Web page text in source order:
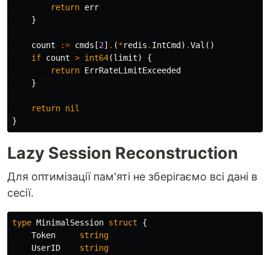
return err
}
count := cmds [2] . (*redis . IntCmd ) .Val ()
if count > int64(limit)
{
return ErrRateLimitExceeded
}
return nil
}
Lazy Session Reconstruction
Для оптимізації пам'яті не зберігаємо всі дані в
сесії.
type MinimalSession struct
{
Token
string
UserID
string